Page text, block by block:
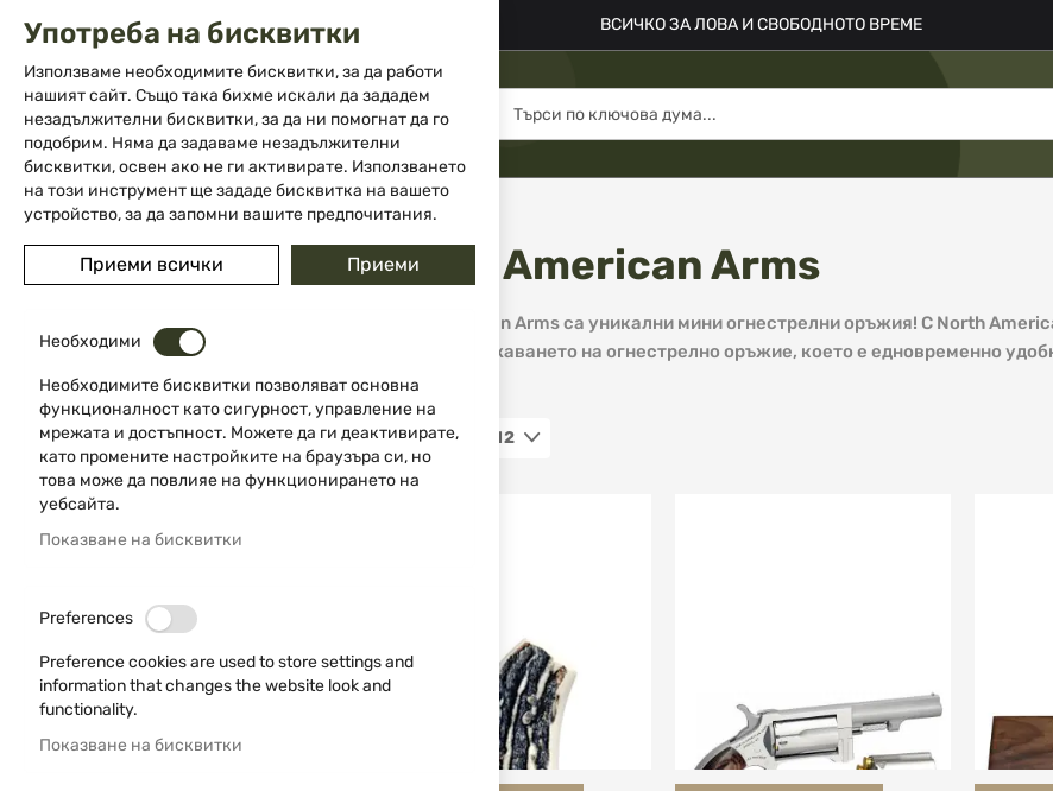
02 983 5014 office@isd-bg.com
Прескачане
съдържанието
ВСИЧКО ЗА ЛОВА И СВОБОДНОТО ВРЕМЕ
МЕНЮ
Начало
North American Arms
North American Arms са уникални мини огнестрелни оръжия! С North
идва с притежаването на огнестрелно оръжие, което е едновременно
него.
12
ЦЕНА
19,00 €
КАЛИБЪР
.22 WMR 11
100% кожа
УВЕЛИЧЕНИЕ
Употреба на бисквитки
Използваме необходимите бисквитки, за да работи
нашият сайт. Също така бихме искали да зададем
незадължителни бисквитки, за да ни помогнат да го
подобрим. Няма да задаваме незадължителни
бисквитки, освен ако не ги активирате. Използването
на този инструмент ще зададе бисквитка на вашето
устройство, за да запомни вашите предпочитания.
Приеми всички Приеми
Необходими
Необходимите бисквитки позволяват основна
функционалност като сигурност, управление на
мрежата и достъпност. Можете да ги деактивирате,
като промените настройките на браузъра си, но
това може да повлияе на функционирането на
уебсайта.
Показване на бисквитки
Preferences
Preference cookies are used to store settings and
information that changes the website look and
functionality.
Показване на бисквитки